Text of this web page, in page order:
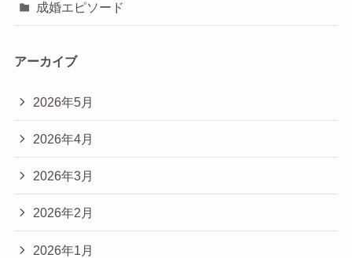
成婚エピソード
アーカイブ
2026年5月
2026年4月
2026年3月
2026年2月
2026年1月